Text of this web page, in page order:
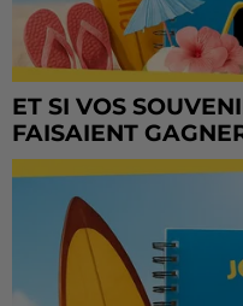
ET SI VOS
FAISAIENT